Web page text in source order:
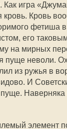
Как игра
кровь. Кровь
фетиша
его
на мирных
пуще неволи.
из ружья в
И
элемент